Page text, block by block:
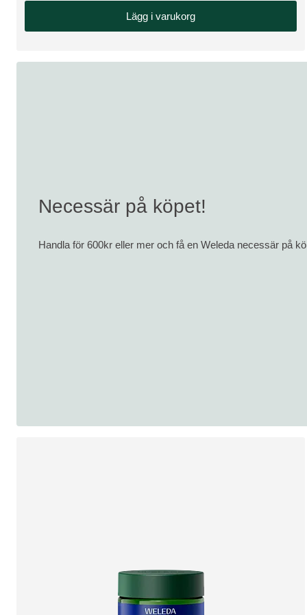
Necessär på köpet!
Handla för 600kr eller mer och få en Weleda necessär på
Lägg i varukorg